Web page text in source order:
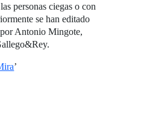
personas ciegas o con
se han editado
Antonio Mingote,
’